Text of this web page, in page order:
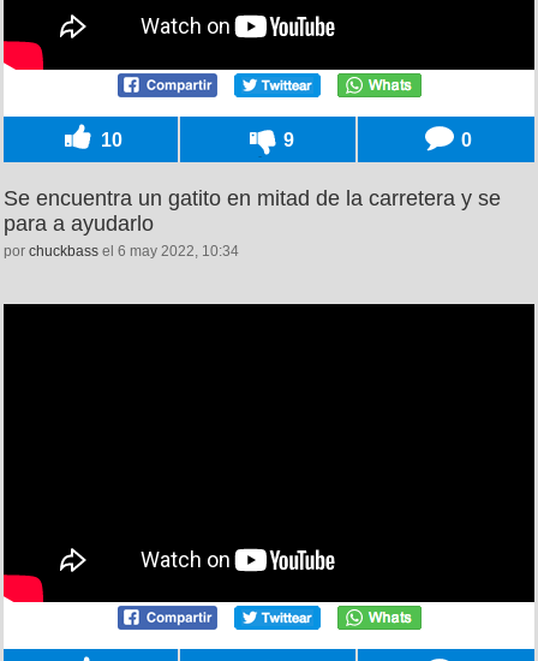
10 9 0
Se encuentra un gatito en mitad de la carretera y se
para a ayudarlo
por chuckbass el 6 may 2022, 10:34